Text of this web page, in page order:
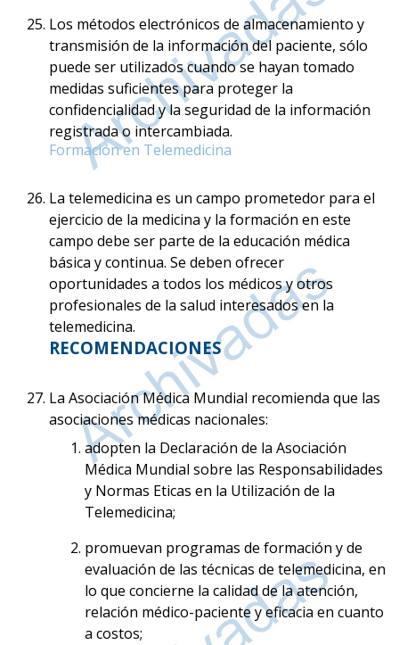
Los métodos electrónicos de almacenamiento y
transmisión de la información del paciente, sólo
puede ser utilizados cuando se hayan tomado
medidas suficientes para proteger la
confidencialidad y la seguridad de la información
registrada o intercambiada.
Formación en Telemedicina
La telemedicina es un campo prometedor para el
ejercicio de la medicina y la formación en este
campo debe ser parte de la educación médica
básica y continua. Se deben ofrecer
oportunidades a todos los médicos y otros
profesionales de la salud interesados en la
telemedicina.
RECOMENDACIONES
La Asociación Médica Mundial recomienda que las
asociaciones médicas nacionales:
adopten la Declaración de la Asociación
Médica Mundial sobre las Responsabilidades
y Normas Eticas en la Utilización de la
Telemedicina;
promuevan programas de formación y de
evaluación de las técnicas de telemedicina, en
lo que concierne la calidad de la atención,
relación médico-paciente y eficacia en cuanto
a costos;